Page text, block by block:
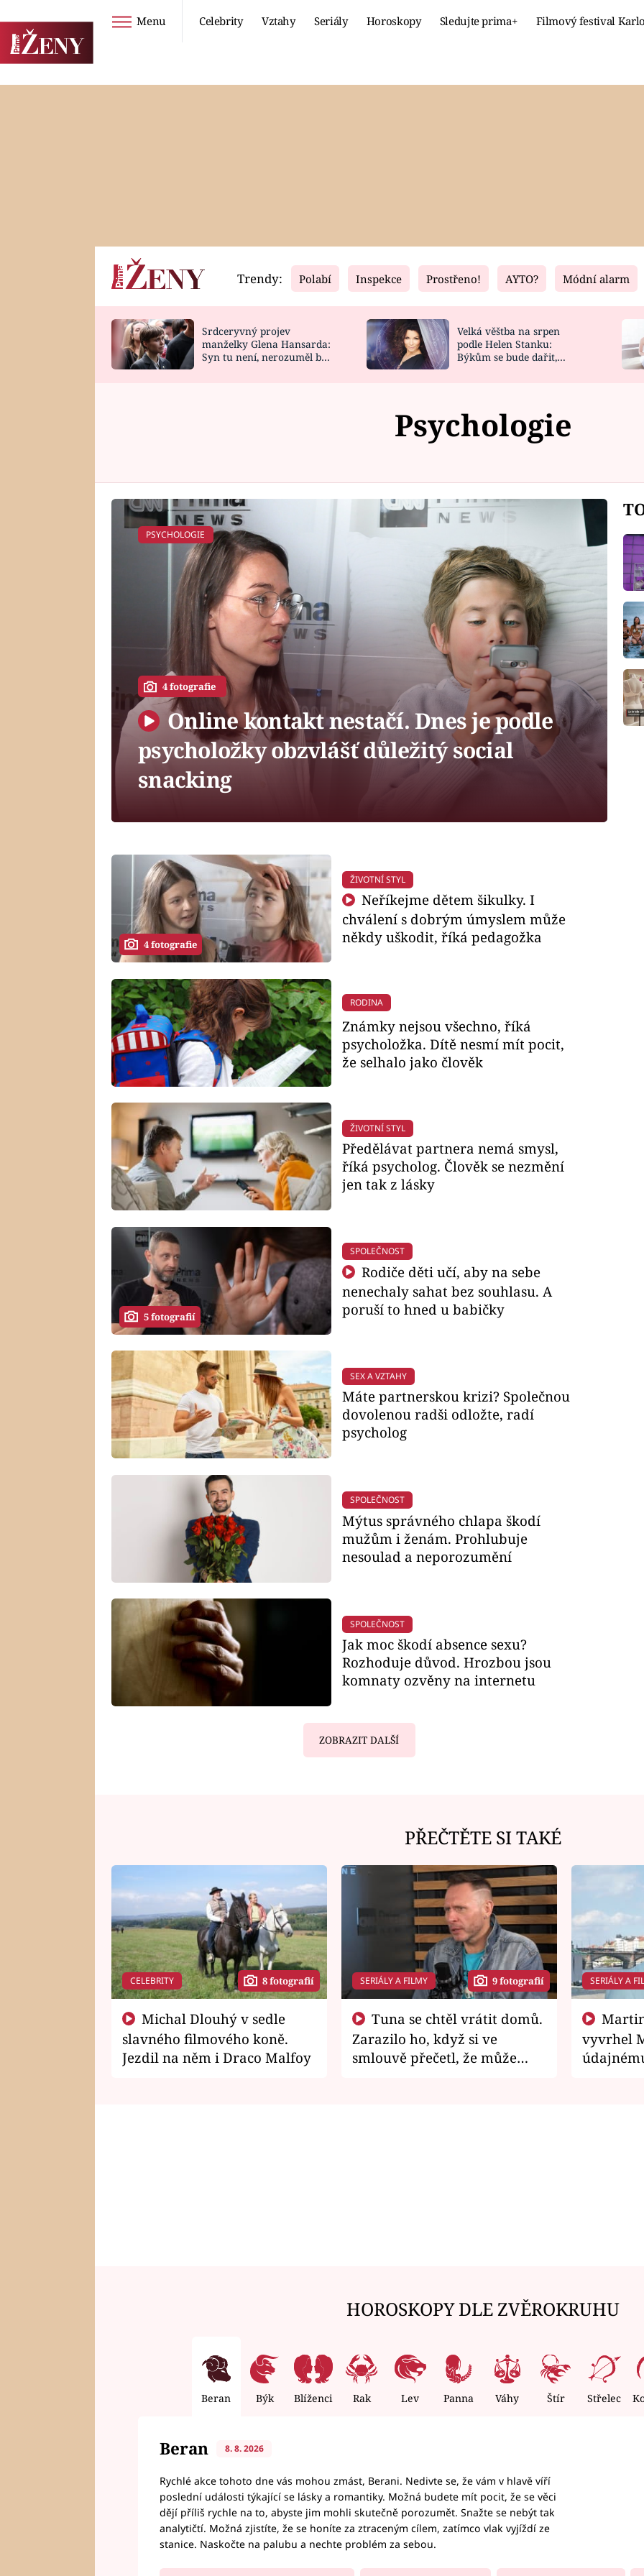
Menu Celebrity Vztahy Seriály Horoskopy Sledujte prima+ Filmový festival
Horoskopy
HOROSKOP NA
Video
CELEBRITY
VAŘENÍ
Fresh
NOVINKY
VIDEORECEPTY
Living
DESIGN
Trendy: Polabí Inspekce Prostřeno! AYTO? Módní alarm
Srdceryvný projev
manželky Glena Hansarda:
Syn tu není, nerozuměl by
Velká věštba na srpen
podle Helen Stanku:
Býkům se bude dařit,
Psychologie
PSYCHOLOGIE
4 fotografie
Online kontakt nestačí. Dnes je podle
psycholožky obzvlášť důležitý social
snacking
4 fotografie
ŽIVOTNÍ STYL
Neříkejme dětem šikulky. I
chválení s dobrým úmyslem může
někdy uškodit, říká pedagožka
RODINA
Známky nejsou všechno, říká
psycholožka. Dítě nesmí mít pocit,
že selhalo jako člověk
ŽIVOTNÍ STYL
Předělávat partnera nemá smysl,
říká psycholog. Člověk se nezmění
jen tak z lásky
5 fotografií
SPOLEČNOST
Rodiče děti učí, aby na sebe
nenechaly sahat bez souhlasu. A
poruší to hned u babičky
SEX A VZTAHY
Máte partnerskou krizi? Společnou
dovolenou radši odložte, radí
psycholog
SPOLEČNOST
Mýtus správného chlapa škodí
mužům i ženám. Prohlubuje
nesoulad a neporozumění
SPOLEČNOST
Jak moc škodí absence sexu?
Rozhoduje důvod. Hrozbou jsou
komnaty ozvěny na internetu
ZOBRAZIT DALŠÍ
PŘEČTĚTE SI TAKÉ
CELEBRITY 8 fotografií
slavného filmového koně.
Jezdil na něm i Draco Malfoy
SERIÁLY A FILMY 9 fotografií
Zarazilo ho, když si ve
smlouvě přečetl, že může
SERIÁLY A
vyvrhel
HOROSKOPY DLE ZVĚROKRUHU
Beran Býk Blíženci Rak Lev Panna Váhy Štír Střelec
Beran 8. 8. 2026
Rychlé akce tohoto dne vás mohou zmást, Berani. Nedivte se, že vám v hlavě víří
poslední události týkající se lásky a romantiky. Možná budete mít pocit, že se věci
dějí příliš rychle na to, abyste jim mohli skutečně porozumět. Snažte se nebýt tak
analytičtí. Možná zjistíte, že se honíte za ztraceným cílem, zatímco vlak vyjíždí ze
stanice. Naskočte na palubu a nechte problém za sebou.